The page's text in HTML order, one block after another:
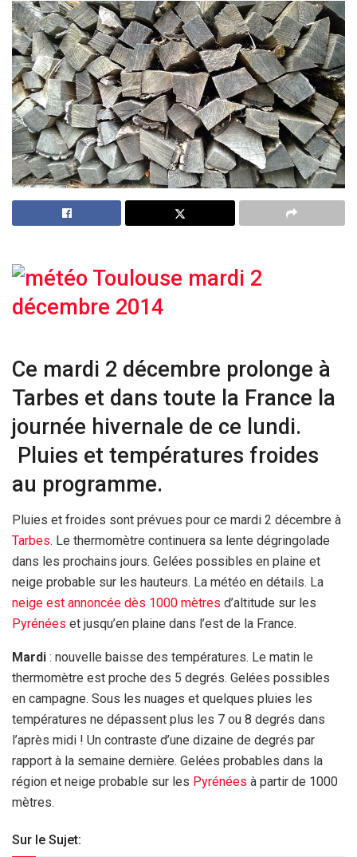
Ce mardi 2 décembre prolonge à
Tarbes et dans toute la France la
journée hivernale de ce lundi.
Pluies et températures froides
au programme.
Pluies et froides sont prévues pour ce mardi 2 décembre à
Tarbes. Le thermomètre continuera sa lente dégringolade
dans les prochains jours. Gelées possibles en plaine et
neige probable sur les hauteurs. La météo en détails. La
neige est annoncée dès 1000 mètres d’altitude sur les
Pyrénées et jusqu’en plaine dans l’est de la France.
Mardi : nouvelle baisse des températures. Le matin le
thermomètre est proche des 5 degrés. Gelées possibles
en campagne. Sous les nuages et quelques pluies les
températures ne dépassent plus les 7 ou 8 degrés dans
l’après midi ! Un contraste d’une dizaine de degrés par
rapport à la semaine dernière. Gelées probables dans la
région et neige probable sur les Pyrénées à partir de 1000
mètres.
Sur le Sujet: